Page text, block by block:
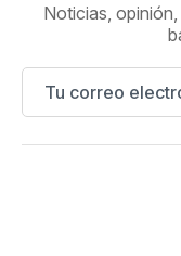
Noticias,